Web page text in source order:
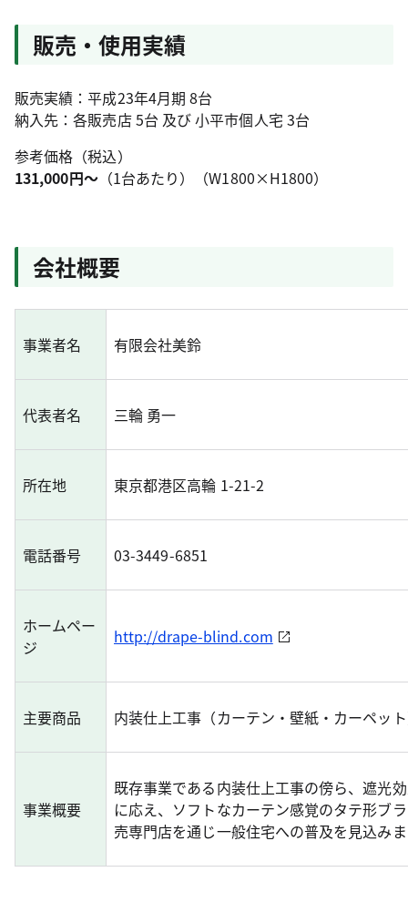
販売・使用実績
販売実績：平成23年4月期 8台
納入先：各販売店 5台 及び 小平市個人宅 3台
参考価格（税込）
131,000円～（1台あたり）（W1800×H1800）
会社概要
事業者名 有限会社美鈴
代表者名 三輪 勇一
所在地 東京都港区高輪 1-21-2
電話番号 03-3449-6851
ホームペー
ジ
http://drape-blind.com
主要商品 内装仕上工事（カーテン・壁紙・カーペッ
事業概要
既存事業である内装仕上工事の傍ら、遮光
に応え、ソフトなカーテン感覚のタテ形ブ
売専門店を通じ一般住宅への普及を見込み